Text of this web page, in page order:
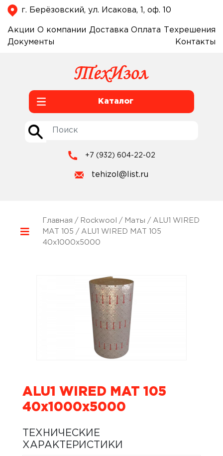
г. Берёзовский, ул. Исакова, 1, оф. 10
Акции О компании Доставка Оплата
Техрешения
Документы
Контакты
Каталог
+7 (932) 604-22-02
tehizol@list.ru
Главная / Rockwool / Маты / ALU1 WIRED
MAT 105 / ALU1 WIRED MAT 105
40x1000x5000
ALU1 WIRED MAT 105
40x1000x5000
ТЕХНИЧЕСКИЕ
ХАРАКТЕРИСТИКИ